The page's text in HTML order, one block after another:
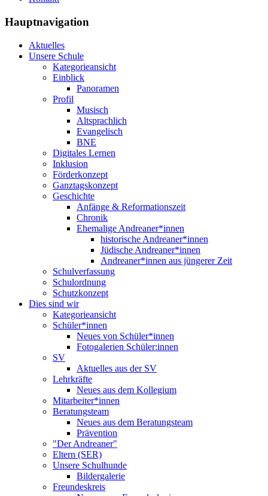
Hauptnavigation
Aktuelles
Unsere Schule
Kategorieansicht
Einblick
Panoramen
Profil
Musisch
Altsprachlich
Evangelisch
BNE
Digitales Lernen
Inklusion
Förderkonzept
Ganztagskonzept
Geschichte
Anfänge & Reformationszeit
Chronik
Ehemalige Andreaner*innen
historische Andreaner*innen
Jüdische Andreaner*innen
Andreaner*innen aus jüngerer Zeit
Schulverfassung
Schulordnung
Schutzkonzept
Dies sind wir
Kategorieansicht
Schüler*innen
Neues von Schüler*innen
Fotogalerien Schüler:innen
SV
Aktuelles aus der SV
Lehrkräfte
Neues aus dem Kollegium
Mitarbeiter*innen
Beratungsteam
Neues aus dem Beratungsteam
Prävention
"Der Andreaner"
Eltern (SER)
Unsere Schulhunde
Bildergalerie
Freundeskreis